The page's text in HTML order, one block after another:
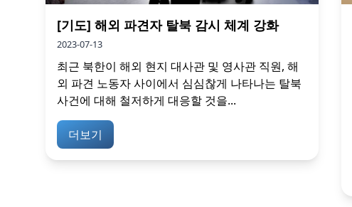
[기도] 해외 파견자 탈북 감시 체계 강화
2023-07-13
최근 북한이 해외 현지 대사관 및 영사관 직원, 해
외 파견 노동자 사이에서 심심찮게 나타나는 탈북
사건에 대해 철저하게 대응할 것을...
더보기